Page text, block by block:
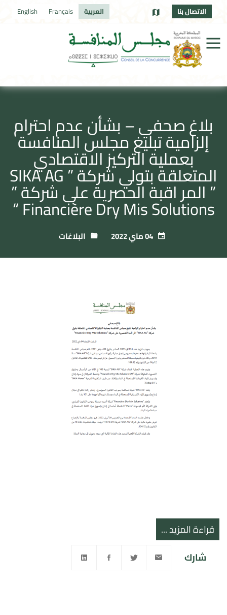
الاتصال بنا العربية Français
English
بلاغ صحفي – بشأن عدم احترام
إلزامية تبليغ مجلس المنافسة
بعملية التركيز الاقتصادي
المتعلقة بتولي شركة ” SIKA AG
” المر اقبة الحصرية على شركة ”
Financière Dry Mis Solutions “
04 ماي 2022 البلاغات
قراءة المزيد ...
شارك